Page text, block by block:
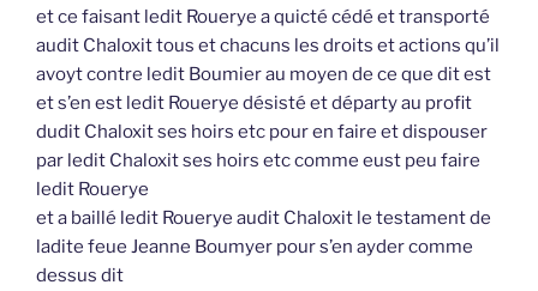
et ce faisant ledit Rouerye a quicté cédé et transporté
audit Chaloxit tous et chacuns les droits et actions qu’il
avoyt contre ledit Boumier au moyen de ce que dit est
et s’en est ledit Rouerye désisté et départy au profit
dudit Chaloxit ses hoirs etc pour en faire et dispouser
par ledit Chaloxit ses hoirs etc comme eust peu faire
ledit Rouerye
et a baillé ledit Rouerye audit Chaloxit le testament de
ladite feue Jeanne Boumyer pour s’en ayder comme
dessus dit